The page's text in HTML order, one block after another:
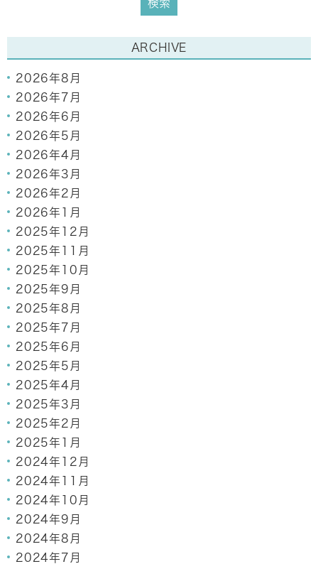
ARCHIVE
2026年8月
2026年7月
2026年6月
2026年5月
2026年4月
2026年3月
2026年2月
2026年1月
2025年12月
2025年11月
2025年10月
2025年9月
2025年8月
2025年7月
2025年6月
2025年5月
2025年4月
2025年3月
2025年2月
2025年1月
2024年12月
2024年11月
2024年10月
2024年9月
2024年8月
2024年7月